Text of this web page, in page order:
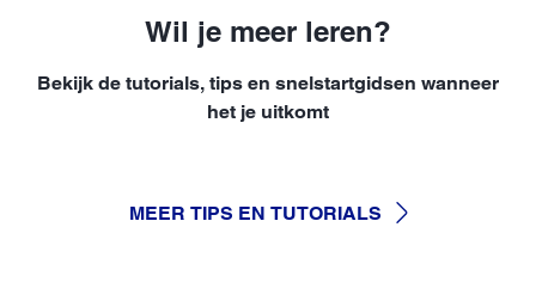
Wil je meer leren?
Bekijk de tutorials, tips en snelstartgidsen wanneer
het je uitkomt
MEER TIPS EN TUTORIALS